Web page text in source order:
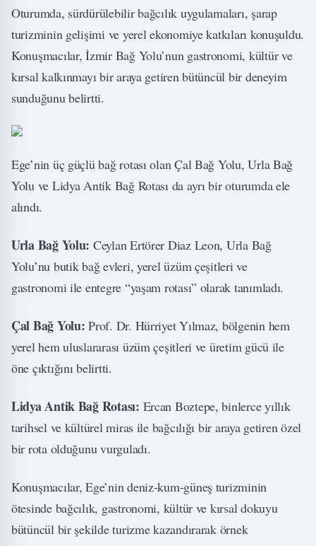
Oturumda, sürdürülebilir bağcılık uygulamaları, şarap
turizminin gelişimi ve yerel ekonomiye katkıları konuşuldu.
Konuşmacılar, İzmir Bağ Yolu’nun gastronomi, kültür ve
kırsal kalkınmayı bir araya getiren bütüncül bir deneyim
sunduğunu belirtti.
Ege’nin üç güçlü bağ rotası olan Çal Bağ Yolu, Urla Bağ
Yolu ve Lidya Antik Bağ Rotası da ayrı bir oturumda ele
alındı.
Urla Bağ Yolu: Ceylan Ertörer Diaz Leon, Urla Bağ
Yolu’nu butik bağ evleri, yerel üzüm çeşitleri ve
gastronomi ile entegre “yaşam rotası” olarak tanımladı.
Çal Bağ Yolu:Prof. Dr. Hürriyet Yılmaz, bölgenin hem
yerel hem uluslararası üzüm çeşitleri ve üretim gücü ile
öne çıktığını belirtti.
Lidya Antik Bağ Rotası: Ercan Boztepe, binlerce yıllık
tarihsel ve kültürel miras ile bağcılığı bir araya getiren özel
bir rota olduğunu vurguladı.
Konuşmacılar, Ege’nin deniz-kum-güneş turizminin
ötesinde bağcılık, gastronomi, kültür ve kırsal dokuyu
bütüncül bir şekilde turizme kazandırarak örnek